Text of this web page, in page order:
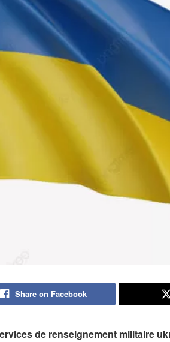
Share on Facebook
de renseignement militaire